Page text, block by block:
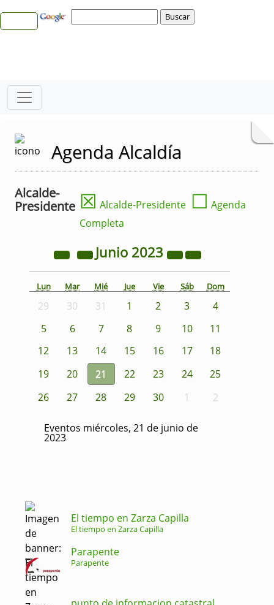
Agenda Alcaldía
Alcalde-
Presidente ☒ Alcalde-Presidente ☐ Agenda
Completa
Junio 2023
Lun Mar Mié Jue Vie Sáb Dom
29 30 31 1 2 3
4
5
6 7 8 9 10
11
12
13 14 15 16 17
18
19
20 21 22 23 24
25
26
27 28 29 30 1 2
Eventos miércoles, 21 de junio de
2023
El tiempo en Zarza Capilla
El tiempo en Zarza Capilla
Parapente
Parapente